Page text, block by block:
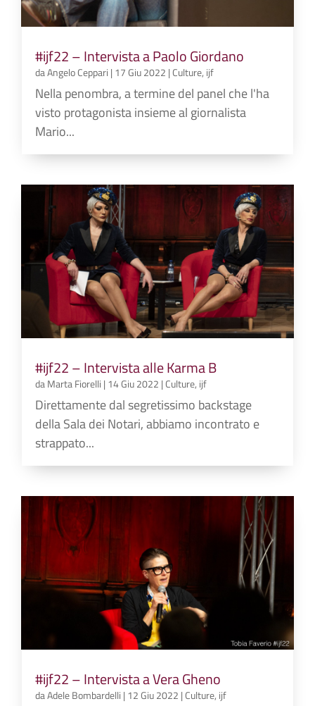
#ijf22 – Intervista a Paolo Giordano
daAngelo Ceppari | 17 Giu 2022 |Culture, ijf
Nella penombra, a termine del panel che l'ha
visto protagonista insieme al giornalista
Mario...
#ijf22 – Intervista alle Karma B
daMarta Fiorelli | 14 Giu 2022 |Culture, ijf
Direttamente dal segretissimo backstage
della Sala dei Notari, abbiamo incontrato e
strappato...
#ijf22 – Intervista a Vera Gheno
daAdele Bombardelli | 12 Giu 2022 |Culture, ijf